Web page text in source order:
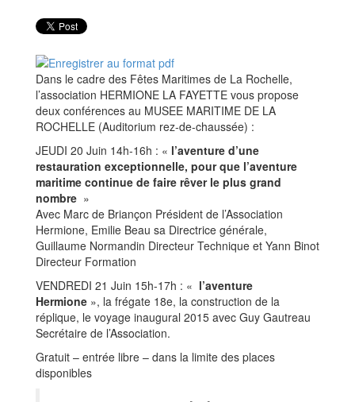
Dans le cadre des Fêtes Maritimes de La Rochelle,
l’association HERMIONE LA FAYETTE vous propose
deux conférences au MUSEE MARITIME DE LA
ROCHELLE (Auditorium rez-de-chaussée) :
JEUDI 20 Juin 14h-16h : « l’aventure d’une
restauration exceptionnelle, pour que l’aventure
maritime continue de faire rêver le plus grand
nombre »
Avec Marc de Briançon Président de l’Association
Hermione, Emilie Beau sa Directrice générale,
Guillaume Normandin Directeur Technique et Yann Binot
Directeur Formation
VENDREDI 21 Juin 15h-17h : « l’aventure
Hermione », la frégate 18e, la construction de la
réplique, le voyage inaugural 2015 avec Guy Gautreau
Secrétaire de l’Association.
Gratuit – entrée libre – dans la limite des places
disponibles